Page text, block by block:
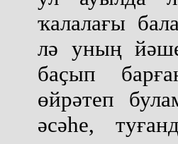
ҡалалағы
лә уның
баҫып
өйрәтеп
әсәһе,